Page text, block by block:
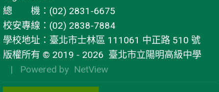
總 機：(02) 2831-6675
校安專線：(02) 2838-7884
學校地址：臺北市士林區 111061 中正路 510 號
版權所有 © 2019 - 2026 臺北市立陽明高級中學
| Powered by NetView